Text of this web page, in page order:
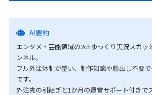
AI要約
エンタメ・芸能領域の2chゆっくり実況スカッ
ンネル。
フル外注体制が整い、制作知識や顔出し不要
です。
外注先の引継ぎと1か月の運営サポート付きで